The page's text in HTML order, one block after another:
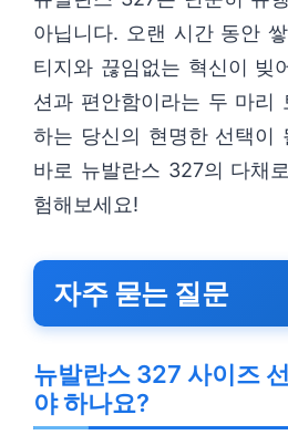
아닙니다. 오랜 시간 동안
티지와 끊임없는 혁신이 빚
션과 편안함이라는 두 마리
하는 당신의 현명한 선택이
바로 뉴발란스 327의 다채
험해보세요!
자주 묻는 질문
뉴발란스 327 사이즈
야 하나요?